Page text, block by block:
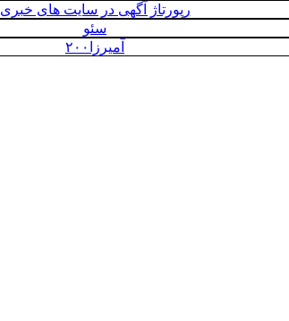
رپورتاژ آگهی در سایت‌ های خبری
سئو
آمیرزا۲۰۰